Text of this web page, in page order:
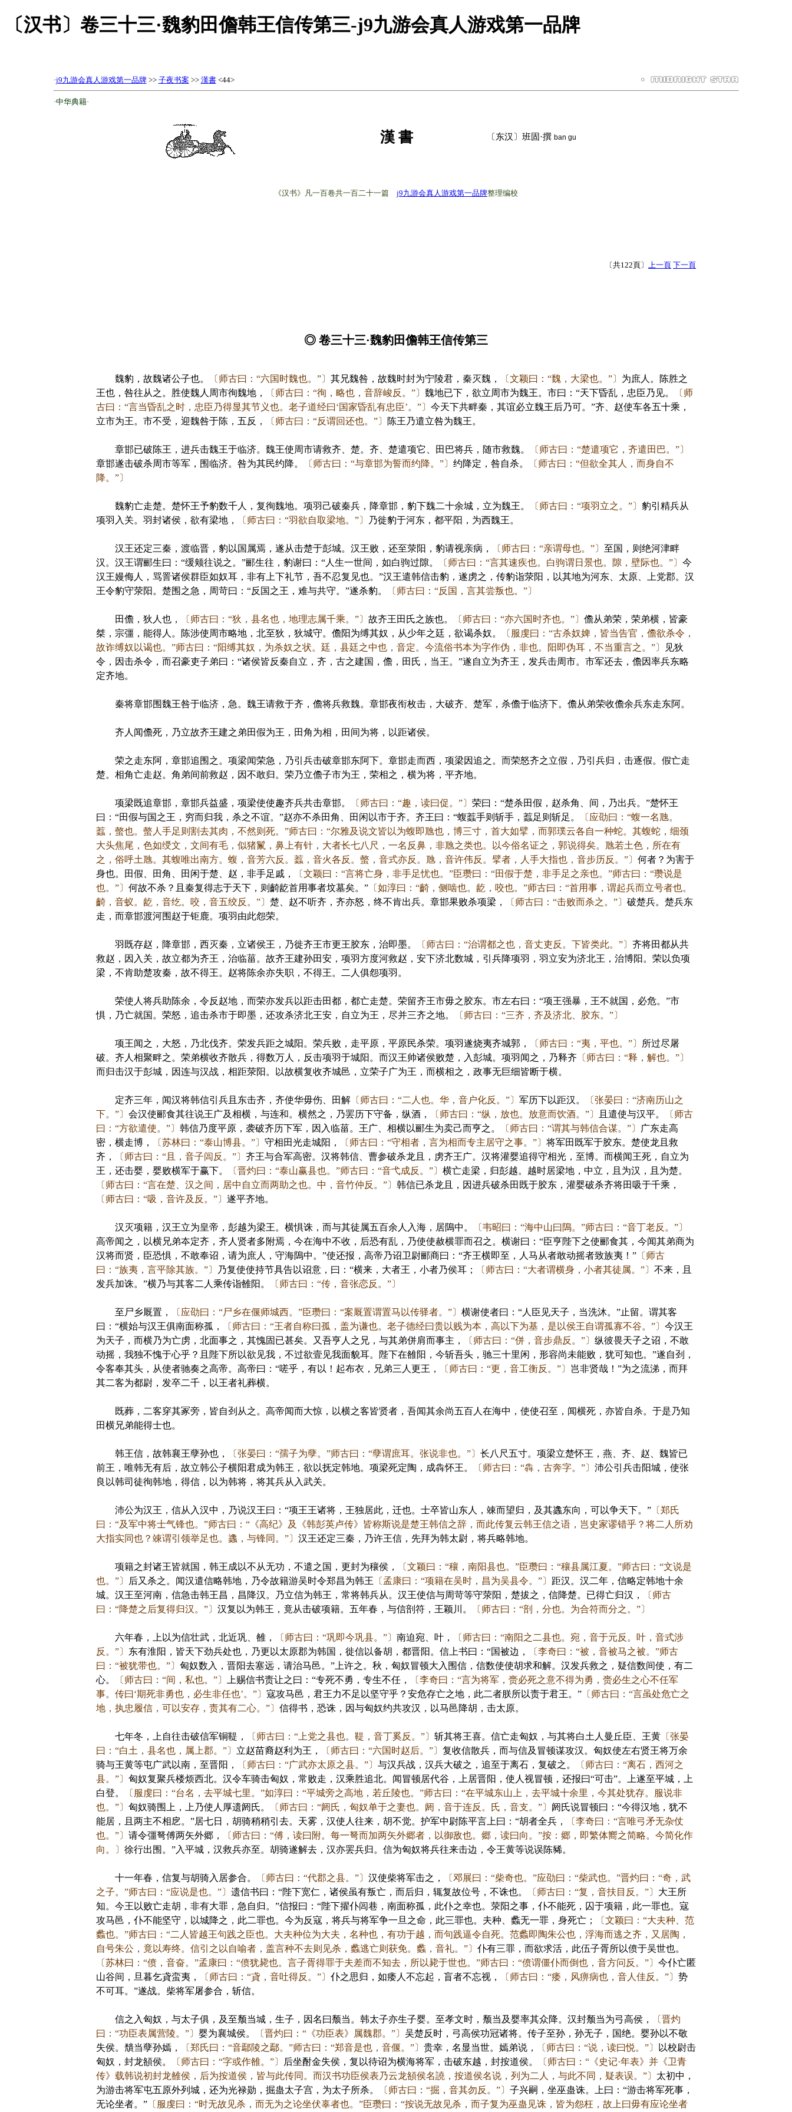
〔汉书〕卷三十三·魏豹田儋韩王信传第三-j9九游会真人游戏第一品牌
·j9九游会真人游戏第一品牌>> 子夜书案>> 漢書<44>
·中华典籍·
漢 書 〔东汉〕班固·撰 ban gu
《汉书》凡一百卷共一百二十一篇 j9九游会真人游戏第一品牌整理编校
〔共122頁〕 上一頁 下一頁
◎ 卷三十三·魏豹田儋韩王信传第三
魏豹，故魏诸公子也。 〔师古曰：“六国时魏也。”〕 其兄魏咎，故魏时封为宁陵君，秦灭魏， 〔文颖曰：“魏，大梁也。”〕 为庶人。陈胜之
王也，咎往从之。胜使魏人周市徇魏地，
〔师古曰：“徇，略也，音辞峻反。”〕 魏地已下，欲立周市为魏王。市曰：“天下昏乱，忠臣乃见。
〔师
古曰：“言当昏乱之时，忠臣乃得显其节义也。老子道经曰‘国家昏乱有忠臣’。”〕 今天下共畔秦，其谊必立魏王后乃可。”齐、赵使车各五十乘，
立市为王。市不受，迎魏咎于陈，五反，
〔师古曰：“反谓回还也。”〕 陈王乃遣立咎为魏王。
章邯已破陈王，进兵击魏王于临济。魏王使周市请救齐、楚。齐、楚遣项它、田巴将兵，随市救魏。
〔师古曰：“楚遣项它，齐遣田巴。”〕
章邯遂击破杀周市等军，围临济。咎为其民约降。
〔师古曰：“与章邯为誓而约降。”〕 约降定，咎自杀。
〔师古曰：“但欲全其人，而身自不
降。”〕
魏豹亡走楚。楚怀王予豹数千人，复徇魏地。项羽己破秦兵，降章邯，豹下魏二十余城，立为魏王。 〔师古曰：“项羽立之。”〕 豹引精兵从
项羽入关。羽封诸侯，欲有梁地，
〔师古曰：“羽欲自取梁地。”〕 乃徙豹于河东，都平阳，为西魏王。
汉王还定三秦，渡临晋，豹以国属焉，遂从击楚于彭城。汉王败，还至荥阳，豹请视亲病， 〔师古曰：“亲谓母也。”〕 至国，则绝河津畔
汉。汉王谓郦生曰：“缓颊往说之。”郦生往，豹谢曰：“人生一世间，如白驹过隙。
〔师古曰：“言其速疾也。白驹谓日景也。隙，壁际也。”〕 今
汉王嫚侮人，骂詈诸侯群臣如奴耳，非有上下礼节，吾不忍复见也。”汉王遣韩信击豹，遂虏之，传豹诣荥阳，以其地为河东、太原、上党郡。汉
王令豹守荥阳。楚围之急，周苛曰：“反国之王，难与共守。”遂杀豹。
〔师古曰：“反国，言其尝叛也。”〕
田儋，狄人也， 〔师古曰：“狄，县名也，地理志属千乘。”〕 故齐王田氏之族也。 〔师古曰：“亦六国时齐也。”〕 儋从弟荣，荣弟横，皆豪
桀，宗彊，能得人。陈涉使周市略地，北至狄，狄城守。儋阳为缚其奴，从少年之廷，欲谒杀奴。
〔服虔曰：“古杀奴婢，皆当告官，儋欲杀令，
故诈缚奴以谒也。”师古曰：“阳缚其奴，为杀奴之状。廷，县廷之中也，音定。今流俗书本为字作伪，非也。阳即伪耳，不当重言之。”〕
见狄
令，因击杀令，而召豪吏子弟曰：“诸侯皆反秦自立，齐，古之建国，儋，田氏，当王。”遂自立为齐王，发兵击周市。市军还去，儋因率兵东略
定齐地。
秦将章邯围魏王咎于临济，急。魏王请救于齐，儋将兵救魏。章邯夜衔枚击，大破齐、楚军，杀儋于临济下。儋从弟荣收儋余兵东走东阿。
齐人闻儋死，乃立故齐王建之弟田假为王，田角为相，田间为将，以距诸侯。
荣之走东阿，章邯追围之。项梁闻荣急，乃引兵击破章邯东阿下。章邯走而西，项梁因追之。而荣怒齐之立假，乃引兵归，击逐假。假亡走
楚。相角亡走赵。角弟间前救赵，因不敢归。荣乃立儋子市为王，荣相之，横为将，平齐地。
项梁既追章邯，章邯兵益盛，项梁使使趣齐兵共击章邯。 〔师古曰：“趣，读曰促。”〕 荣曰：“楚杀田假，赵杀角、间，乃出兵。”楚怀王
曰：“田假与国之王，穷而归我，杀之不谊。”赵亦不杀田角、田闲以市于齐。齐王曰：“蝮蠚手则斩手，蠚足则斩足。
〔应劭曰：“蝮一名虺。
蠚，螫也。螫人手足则割去其肉，不然则死。”师古曰：“尔雅及说文皆以为蝮即虺也，博三寸，首大如擘，而郭璞云各自一种蛇。其蝮蛇，细颈
大头焦尾，色如绶文，文间有毛，似猪鬣，鼻上有针，大者长七八尺，一名反鼻，非虺之类也。以今俗名证之，郭说得矣。虺若土色，所在有
之，俗呼土虺。其蝮唯出南方。蝮，音芳六反。蠚，音火各反。螫，音式亦反。虺，音许伟反。擘者，人手大指也，音步历反。”〕 何者？为害于
身也。田假、田角、田闲于楚、赵，非手足戚，
〔文颖曰：“言将亡身，非手足忧也。”臣瓒曰：“田假于楚，非手足之亲也。”师古曰：“瓒说是
也。”〕 何故不杀？且秦复得志于天下，则齮龁首用事者坟墓矣。” 〔如淳曰：“齮，侧啮也。龁，咬也。”师古曰：“首用事，谓起兵而立号者也。
齮，音蚁。龁，音纥。咬，音五绞反。”〕 楚、赵不听齐，齐亦怒，终不肯出兵。章邯果败杀项梁， 〔师古曰：“击败而杀之。”〕 破楚兵。楚兵东
走，而章邯渡河围赵于钜鹿。项羽由此怨荣。
羽既存赵，降章邯，西灭秦，立诸侯王，乃徙齐王市更王胶东，治即墨。 〔师古曰：“治谓都之也，音丈吏反。下皆类此。”〕 齐将田都从共
救赵，因入关，故立都为齐王，治临菑。故齐王建孙田安，项羽方度河救赵，安下济北数城，引兵降项羽，羽立安为济北王，治博阳。荣以负项
梁，不肯助楚攻秦，故不得王。赵将陈余亦失职，不得王。二人俱怨项羽。
荣使人将兵助陈余，令反赵地，而荣亦发兵以距击田都，都亡走楚。荣留齐王市毋之胶东。市左右曰：“项王强暴，王不就国，必危。”市
惧，乃亡就国。荣怒，追击杀市于即墨，还攻杀济北王安，自立为王，尽并三齐之地。
〔师古曰：“三齐，齐及济北、胶东。”〕
项王闻之，大怒，乃北伐齐。荣发兵距之城阳。荣兵败，走平原，平原民杀荣。项羽遂烧夷齐城郭， 〔师古曰：“夷，平也。”〕
所过尽屠
破。齐人相聚畔之。荣弟横收齐散兵，得数万人，反击项羽于城阳。而汉王帅诸侯败楚，入彭城。项羽闻之，乃释齐 〔师古曰：“释，解也。”〕
而归击汉于彭城，因连与汉战，相距荥阳。以故横复收齐城邑，立荣子广为王，而横相之，政事无巨细皆断于横。
定齐三年，闻汉将韩信引兵且东击齐，齐使华毋伤、田解 〔师古曰：“二人也。华，音户化反。”〕 军历下以距汉。
〔张晏曰：“济南历山之
下。”〕 会汉使郦食其往说王广及相横，与连和。横然之，乃罢历下守备，纵酒， 〔师古曰：“纵，放也。放意而饮酒。”〕 且遣使与汉平。
〔师古
曰：“方欲遣使。”〕 韩信乃度平原，袭破齐历下军，因入临菑。王广、相横以郦生为卖己而亨之。 〔师古曰：“谓其与韩信合谋。”〕
广东走高
密，横走博，
〔苏林曰：“泰山博县。”〕 守相田光走城阳， 〔师古曰：“守相者，言为相而专主居守之事。”〕 将军田既军于胶东。楚使龙且救
齐，
〔师古曰：“且，音子闾反。”〕 齐王与合军高密。汉将韩信、曹参破杀龙且，虏齐王广。汉将灌婴追得守相光，至博。而横闻王死，自立为
王，还击婴，婴败横军于赢下。
〔晋灼曰：“泰山赢县也。”师古曰：“音弋成反。”〕 横亡走梁，归彭越。越时居梁地，中立，且为汉，且为楚。
〔师古曰：“言在楚、汉之间，居中自立而两助之也。中，音竹仲反。”〕 韩信已杀龙且，因进兵破杀田既于胶东，灌婴破杀齐将田吸于千乘，
〔师古曰：“吸，音许及反。”〕 遂平齐地。
汉灭项籍，汉王立为皇帝，彭越为梁王。横惧诛，而与其徒属五百余人入海，居隝中。
〔韦昭曰：“海中山曰隝。”师古曰：“音丁老反。”〕
高帝闻之，以横兄弟夲定齐，齐人贤者多附焉，今在海中不收，后恐有乱，乃使使赦横罪而召之。横谢曰：“臣亨陛下之使郦食其，今闻其弟商为
汉将而贤，臣恐惧，不敢奉诏，请为庶人，守海隝中。”使还报，高帝乃诏卫尉郦商曰：“齐王横即至，人马从者敢动摇者致族夷！” 〔师古
曰：“族夷，言平除其族。”〕
乃复使使持节具告以诏意，曰：“横来，大者王，小者乃侯耳； 〔师古曰：“大者谓横身，小者其徒属。”〕 不来，且
发兵加诛。”横乃与其客二人乘传诣雒阳。
〔师古曰：“传，音张恋反。”〕
至尸乡厩置， 〔应劭曰：“尸乡在偃师城西。”臣瓒曰：“案厩置谓置马以传驿者。”〕 横谢使者曰：“人臣见天子，当洗沐。”止留。谓其客
曰：“横始与汉王俱南面称孤，
〔师古曰：“王者自称曰孤，盖为谦也。老子德经曰贵以贱为本，高以下为基，是以侯王自谓孤寡不谷。”〕 今汉王
为天子，而横乃为亡虏，北面事之，其愧固已甚矣。又吾亨人之兄，与其弟併肩而事主，
〔师古曰：“併，音步鼎反。”〕 纵彼畏天子之诏，不敢
动摇，我独不愧于心乎？且陛下所以欲见我，不过欲壹见我面貌耳。陛下在雒阳，今斩吾头，驰三十里闲，形容尚未能败，犹可知也。”遂自刭，
令客奉其头，从使者驰奏之高帝。高帝曰：“嗟乎，有以！起布衣，兄弟三人更王，
〔师古曰：“更，音工衡反。”〕 岂非贤哉！”为之流涕，而拜
其二客为都尉，发卒二千，以王者礼葬横。
既葬，二客穿其冢旁，皆自刭从之。高帝闻而大惊，以横之客皆贤者，吾闻其余尚五百人在海中，使使召至，闻横死，亦皆自杀。于是乃知
田横兄弟能得士也。
韩王信，故韩襄王孽孙也， 〔张晏曰：“孺子为孽。”师古曰：“孽谓庶耳。张说非也。”〕 长八尺五寸。项梁立楚怀王，燕、齐、赵、魏皆已
前王，唯韩无有后，故立韩公子横阳君成为韩王，欲以抚定韩地。项梁死定陶，成犇怀王。
〔师古曰：“犇，古奔字。”〕 沛公引兵击阳城，使张
良以韩司徒徇韩地，得信，以为韩将，将其兵从入武关。
沛公为汉王，信从入汉中，乃说汉王曰：“项王王诸将，王独居此，迁也。士卒皆山东人，竦而望归，及其蠭东向，可以争天下。” 〔郑氏
曰：“及军中将士气锋也。”师古曰：“《高纪》及《韩彭英卢传》皆称斯说是楚王韩信之辞，而此传复云韩王信之语，岂史家谬错乎？将二人所劝
大指实同也？竦谓引领举足也。蠭，与锋同。”〕 汉王还定三秦，乃许王信，先拜为韩太尉，将兵略韩地。
项籍之封诸王皆就国，韩王成以不从无功，不遣之国，更封为穰侯，
〔文颖曰：“穰，南阳县也。”臣瓒曰：“穰县属江夏。”师古曰：“文说是
也。”〕
后又杀之。闻汉遣信略韩地，乃令故籍游吴时令郑昌为韩王 〔孟康曰：“项籍在吴时，昌为吴县令。”〕 距汉。汉二年，信略定韩地十余
城。汉王至河南，信急击韩王昌，昌降汉。乃立信为韩王，常将韩兵从。汉王使信与周苛等守荥阳，楚拔之，信降楚。已得亡归汉，
〔师古
曰：“降楚之后复得归汉。”〕 汉复以为韩王，竟从击破项籍。五年春，与信剖符，王颖川。 〔师古曰：“剖，分也。为合符而分之。”〕
六年春，上以为信壮武，北近巩、雒， 〔师古曰：“巩即今巩县。”〕 南迫宛、叶，
〔师古曰：“南阳之二县也。宛，音于元反。叶，音式涉
反。”〕 东有淮阳，皆天下劲兵处也，乃更以太原郡为韩国，徙信以备胡，都晋阳。信上书曰：“国被边，
〔李奇曰：“被，音被马之被。”师古
曰：“被犹带也。”〕 匈奴数入，晋阳去塞远，请治马邑。”上许之。秋，匈奴冒顿大入围信，信数使使胡求和解。汉发兵救之，疑信数间使，有二
心。
〔师古曰：“间，私也。”〕 上赐信书责让之曰：“专死不勇，专生不任，
〔李奇曰：“言为将军，赍必死之意不得为勇，赍必生之心不任军
事。传曰‘期死非勇也，必生非任也’。”〕 寇攻马邑，君王力不足以坚守乎？安危存亡之地，此二者朕所以责于君王。” 〔师古曰：“言虽处危亡之
地，执忠履信，可以安存，责其有二心。”〕 信得书，恐诛，因与匈奴约共攻汉，以马邑降胡，击太原。
七年冬，上自往击破信军铜鞮， 〔师古曰：“上党之县也。鞮，音丁奚反。”〕 斩其将王喜。信亡走匈奴，与其将白土人曼丘臣、王黄 〔张晏
曰：“白土，县名也，属上郡。”〕 立赵苗裔赵利为王， 〔师古曰：“六国时赵后。”〕 复收信散兵，而与信及冒顿谋攻汉。匈奴使左右贤王将万余
骑与王黄等屯广武以南，至晋阳，
〔师古曰：“广武亦太原之县。”〕 与汉兵战，汉兵大破之，追至于离石，复破之。
〔师古曰：“离石，西河之
县。”〕 匈奴复聚兵楼烦西北。汉令车骑击匈奴，常败走，汉乘胜追北。闻冒顿居代谷，上居晋阳，使人视冒顿，还报曰“可击”。上遂至平城，上
白登。
〔服虔曰：“台名，去平城七里。”如淳曰：“平城旁之高地，若丘陵也。”师古曰：“在平城东山上，去平城十余里，今其处犹存。服说非
也。”〕 匈奴骑围上，上乃使人厚遗阏氏。 〔师古曰：“阏氏，匈奴单于之妻也。阏，音于连反。氏，音支。”〕 阏氏说冒顿曰：“今得汉地，犹不
能居，且两主不相戹。”居七日，胡骑稍稍引去。天雾，汉使人往来，胡不觉。护军中尉陈平言上曰：“胡者全兵，
〔李奇曰：“言唯弓矛无杂仗
也。”〕 请令彊弩傅两矢外郷，
〔师古曰：“傅，读曰附。每一弩而加两矢外郷者，以御敌也。郷，读曰向。”按：郷，即繁体嚮之简略。今简化作
向。〕 徐行出围。”入平城，汉救兵亦至。胡骑遂解去，汉亦罢兵归。信为匈奴将兵往来击边，令王黄等说误陈豨。
十一年春，信复与胡骑入居参合。 〔师古曰：“代郡之县。”〕 汉使柴将军击之，
〔邓展曰：“柴奇也。”应劭曰：“柴武也。”晋灼曰：“奇，武
之子。”师古曰：“应说是也。”〕 遗信书曰：“陛下宽仁，诸侯虽有叛亡，而后归，辄复故位号，不诛也。 〔师古曰：“复，音扶目反。”〕 大王所
知。今王以败亡走胡，非有大罪，急自归。”信报曰：“陛下擢仆闾巷，南面称孤，此仆之幸也。荥阳之事，仆不能死，囚于项籍，此一罪也。寇
攻马邑，仆不能坚守，以城降之，此二罪也。今为反寇，将兵与将军争一旦之命，此三罪也。夫种、蠡无一罪，身死亡；
〔文颖曰：“大夫种、范
蠡也。”师古曰：“二人皆越王句践之臣也。大夫种位为大夫，名种也，有功于越，而句践逼令自死。范蠡即陶朱公也，浮海而逃之齐，又居陶，
自号朱公，竟以寿终。信引之以自喻者，盖言种不去则见杀，蠡逃亡则获免。蠡，音礼。”〕 仆有三罪，而欲求活，此伍子胥所以偾于吴世也。
〔苏林曰：“偾，音奋。”孟康曰：“偾犹毙也。言子胥得罪于夫差而不知去，所以毙于世也。”师古曰：“偾谓僵仆而倒也，音方问反。”〕 今仆亡匿
山谷间，旦暮乞貣蛮夷，
〔师古曰：“貣，音吐得反。”〕 仆之思归，如痿人不忘起，盲者不忘视， 〔师古曰：“痿，风痹病也，音人佳反。”〕 势
不可耳。”遂战。柴将军屠参合，斩信。
信之入匈奴，与太子俱，及至颓当城，生子，因名曰颓当。韩太子亦生子婴。至孝文时，颓当及婴率其众降。汉封颓当为弓高侯，
〔晋灼
曰：“功臣表属营陵。”〕 婴为襄城侯。 〔晋灼曰：“《功臣表》属魏郡。”〕 吴楚反时，弓高侯功冠诸将。传子至孙，孙无子，国绝。婴孙以不敬
失侯。穨当孽孙嫣，
〔郑氏曰：“音鄢陵之鄢。”师古曰：“郑音是也，音偃。”〕 贵幸，名显当世。嫣弟说， 〔师古曰：“说，读曰悦。”〕
以校尉击
匈奴，封龙頟侯。
〔师古曰：“字或作雒。”〕 后坐酎金失侯，复以待诏为横海将军，击破东越，封按道侯。
〔师古曰：“《史记·年表》并《卫青
传》载韩说初封龙雒侯，后为按道侯，皆与此传同。而汉书功臣侯表乃云龙頟侯名譊，按道侯名说，列为二人，与此不同，疑表误。”〕 太初中，
为游击将军屯五原外列城，还为光禄勋，掘蛊太子宫，为太子所杀。
〔师古曰：“掘，音其勿反。”〕 子兴嗣，坐巫蛊诛。上曰：“游击将军死事，
无论坐者。” 〔服虔曰：“时无故见杀，而无为之论坐伏辜者也。”臣瓒曰：“按说无故见杀，而子复为巫蛊见诛，皆为怨枉，故上曰毋有应论坐者